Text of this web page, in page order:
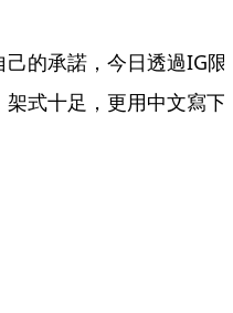
的承諾，今日透過IG限
式十足，更用中文寫下